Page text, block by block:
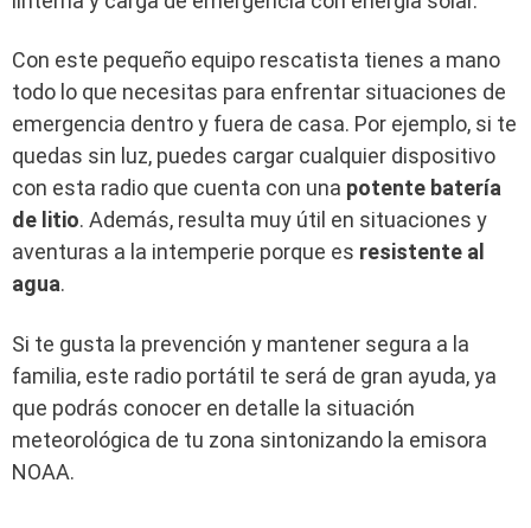
Con este pequeño equipo rescatista tienes a mano
todo lo que necesitas para enfrentar situaciones de
emergencia dentro y fuera de casa. Por ejemplo, si te
quedas sin luz, puedes cargar cualquier dispositivo
con esta radio que cuenta con una potente batería
de litio. Además, resulta muy útil en situaciones y
aventuras a la intemperie porque es resistente al
agua.
Si te gusta la prevención y mantener segura a la
familia, este radio portátil te será de gran ayuda, ya
que podrás conocer en detalle la situación
meteorológica de tu zona sintonizando la emisora
NOAA.